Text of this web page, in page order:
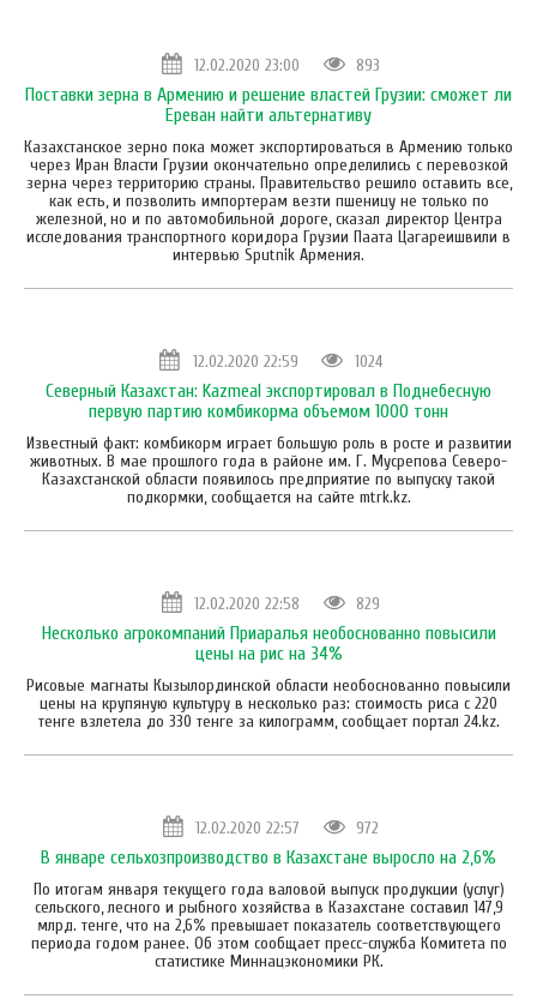
12.02.2020 23:00 893
Поставки зерна в Армению и решение властей Грузии: сможет ли
Ереван найти альтернативу
Казахстанское зерно пока может экспортироваться в Армению только
через Иран Власти Грузии окончательно определились с перевозкой
зерна через территорию страны. Правительство решило оставить все,
как есть, и позволить импортерам везти пшеницу не только по
железной, но и по автомобильной дороге, сказал директор Центра
исследования транспортного коридора Грузии Паата Цагареишвили в
интервью Sputnik Армения.
12.02.2020 22:59 1024
Северный Казахстан: Kazmeal экспортировал в Поднебесную
первую партию комбикорма объемом 1000 тонн
Известный факт: комбикорм играет большую роль в росте и развитии
животных. В мае прошлого года в районе им. Г. Мусрепова Северо-
Казахстанской области появилось предприятие по выпуску такой
подкормки, сообщается на сайте mtrk.kz.
12.02.2020 22:58 829
Несколько агрокомпаний Приаралья необоснованно повысили
цены на рис на 34%
Рисовые магнаты Кызылординской области необоснованно повысили
цены на крупяную культуру в несколько раз: стоимость риса с 220
тенге взлетела до 330 тенге за килограмм, сообщает портал 24.kz.
12.02.2020 22:57 972
В январе сельхозпроизводство в Казахстане выросло на 2,6%
По итогам января текущего года валовой выпуск продукции (услуг)
сельского, лесного и рыбного хозяйства в Казахстане составил 147,9
млрд. тенге, что на 2,6% превышает показатель соответствующего
периода годом ранее. Об этом сообщает пресс-служба Комитета по
статистике Миннацэкономики РК.